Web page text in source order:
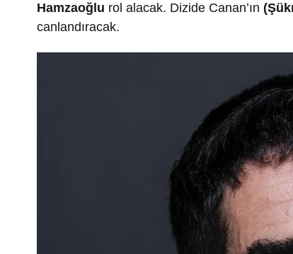
Hamzaoğlu rol alacak. Dizide Canan’ın
canlandıracak.